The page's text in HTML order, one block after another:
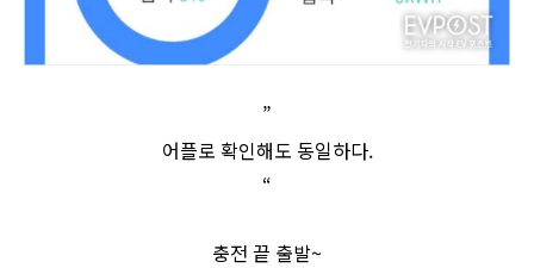
”
어플로 확인해도 동일하다.
“
충전 끝 출발~